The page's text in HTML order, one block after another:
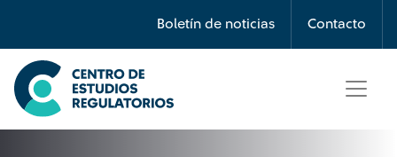
Boletín de noticias Contacto
Búsqueda
Seleccione país